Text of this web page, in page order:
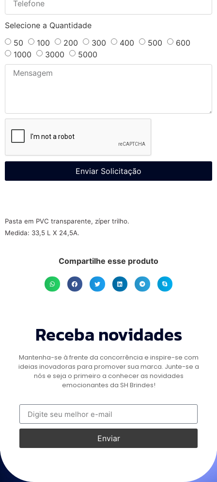
Selecione a Quantidade
50
100 200 300 400 500
600
1000
3000 5000
Enviar Solicitação
Pasta em PVC transparente, zíper trilho.
Medida: 33,5 L X 24,5A.
Compartilhe esse produto
Receba novidades
Mantenha-se à frente da concorrência e inspire-se com
ideias inovadoras para promover sua marca. Junte-se a
nós e seja o primeiro a conhecer as novidades
emocionantes da SH Brindes!
Enviar